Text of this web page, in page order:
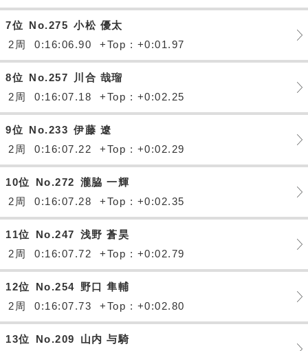
7位 No.275 小松 優太
2周
0:16:06.90 +Top : +0:01.97
8位 No.257
川合 哉瑠
2周
0:16:07.18 +Top : +0:02.25
9位 No.233 伊藤 遼
2周
0:16:07.22 +Top : +0:02.29
10位 No.272 瀧脇 一輝
2周
0:16:07.28 +Top : +0:02.35
11位 No.247 浅野 蒼昊
2周
0:16:07.72 +Top : +0:02.79
12位 No.254 野口 隼輔
2周
0:16:07.73 +Top : +0:02.80
13位 No.209
山内 与騎